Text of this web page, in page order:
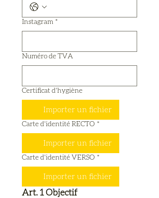
Instagram *
Numéro de TVA
Certificat d'hygiène
Importer un fichier
Carte d'identité RECTO *
Importer un fichier
Carte d'identité VERSO *
Importer un fichier
Art. 1 Objectif